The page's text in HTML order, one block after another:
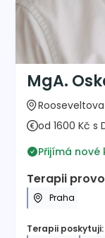
MgA.
od 1600 Kč s
Přijímá nové
Terapii
Praha
Terapii poskytuji: